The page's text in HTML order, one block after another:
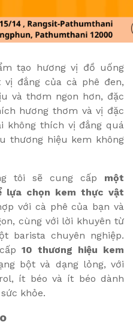
tạo hương vị đồ uống
đắng của cà phê đen,
và thơm ngon hơn, đặc
hương thơm và vị đặc
không thích vị đắng quá
thương hiệu kem không
tôi sẽ cung cấp một
lựa chọn kem thực vật
với cà phê của bạn và
cùng với lời khuyên từ
barista chuyên nghiệp.
10 thương hiệu kem
bột và dạng lỏng, với
ít béo và ít béo dành
khỏe.